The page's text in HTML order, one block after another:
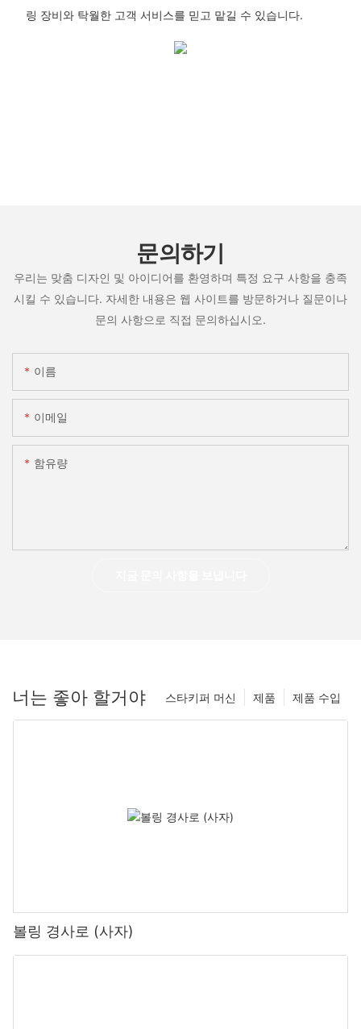
링 장비와 탁월한 고객 서비스를 믿고 맡길 수 있습니다.
문의하기
우리는 맞춤 디자인 및 아이디어를 환영하며 특정 요구 사항을 충족
시킬 수 있습니다. 자세한 내용은 웹 사이트를 방문하거나 질문이나
문의 사항으로 직접 문의하십시오.
이름
이메일
함유량
너는 좋아 할거야 제품 수입
제품
스타키퍼 머신
볼링 경사로 (사자)